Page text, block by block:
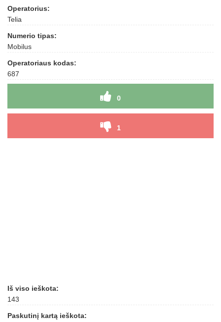
Operatorius:
Telia
Numerio tipas:
Mobilus
Operatoriaus kodas:
687
0
1
Iš viso ieškota:
143
Paskutinį kartą ieškota: